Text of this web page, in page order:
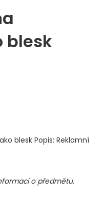
blesk
blesk Popis: Reklamní
o předmětu.